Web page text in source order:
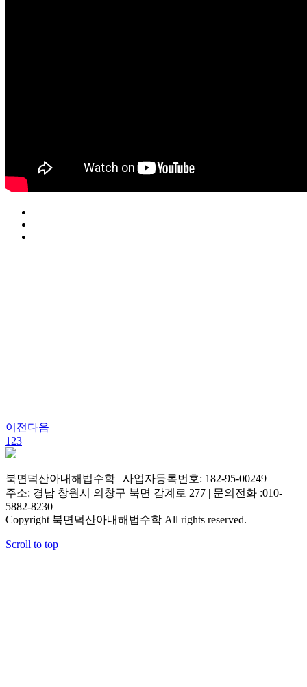
이전 다음
1 23
북면덕산아내해법수학 | 사업자등록번호: 182-95-00249
주소: 경남 창원시 의창구 북면 감계로 277 | 문의전화 :010-
5882-8230
Copyright 북면덕산아내해법수학 All rights reserved.
Scroll to top